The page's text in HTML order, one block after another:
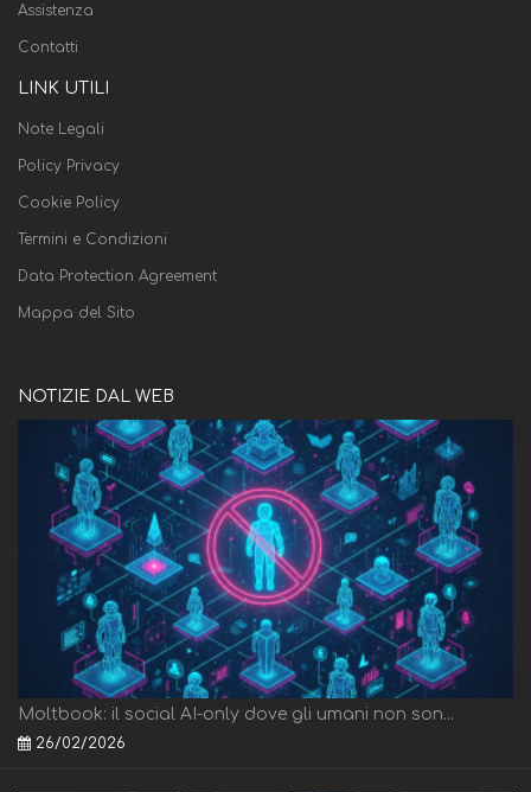
Assistenza
Contatti
LINK UTILI
Note Legali
Policy Privacy
Cookie Policy
Termini e Condizioni
Data Protection Agreement
Mappa del Sito
NOTIZIE DAL WEB
Moltbook: il social AI-only dove gli umani non son...
26/02/2026